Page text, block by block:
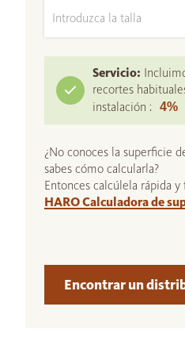
Servicio:
recortes
instalación :
¿No conoces la superficie
sabes cómo calcularla?
Entonces calcúlela rápida
HARO Calculadora de
Encontrar un